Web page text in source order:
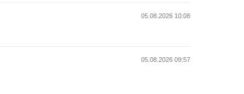
05.08.2026 10:08
05.08.2026 09:57